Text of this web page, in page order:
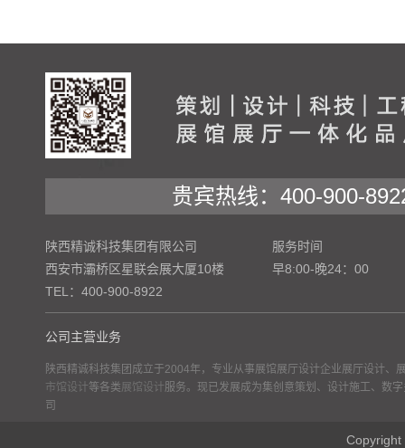
贵宾热线：400-900-
陕西精诚科技集团有限公司
西安市灞桥区星联会展大厦10楼
TEL：400-900-8922
服务时间
早8:00-晚24：00
公司主营业务
陕西精诚科技集团成立于2004年，专业从事展馆展厅设计企业展厅设计、
市馆设计等各类 展馆设计 服务。现已发展成为集创意策划、设计施工、数
司